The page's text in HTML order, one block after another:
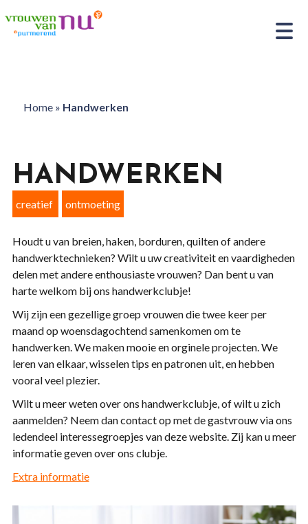
Home» Handwerken
HANDWERKEN
creatief ontmoeting
Houdt u van breien, haken, borduren, quilten of andere
handwerktechnieken? Wilt u uw creativiteit en vaardigheden
delen met andere enthousiaste vrouwen? Dan bent u van
harte welkom bij ons handwerkclubje!
Wij zijn een gezellige groep vrouwen die twee keer per
maand op woensdagochtend samenkomen om te
handwerken. We maken mooie en orginele projecten. We
leren van elkaar, wisselen tips en patronen uit, en hebben
vooral veel plezier.
Wilt u meer weten over ons handwerkclubje, of wilt u zich
aanmelden? Neem dan contact op met de gastvrouw via ons
ledendeel interessegroepjes van deze website. Zij kan u meer
informatie geven over ons clubje.
Extra informatie